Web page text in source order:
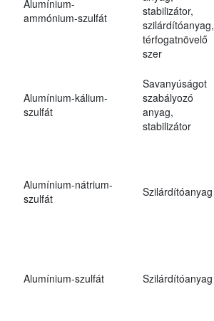
Alumínium-
ammónium-szulfát
stabilizátor,
szilárdítóanyag,
térfogatnövelő
szer
Alumínium-kálium-
szulfát
Savanyúságot
szabályozó
anyag,
stabilizátor
Alumínium-nátrium-
szulfát
Szilárdítóanyag
Alumínium-szulfát Szilárdítóanyag